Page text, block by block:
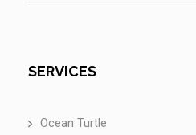
SERVICES
Ocean Turtle